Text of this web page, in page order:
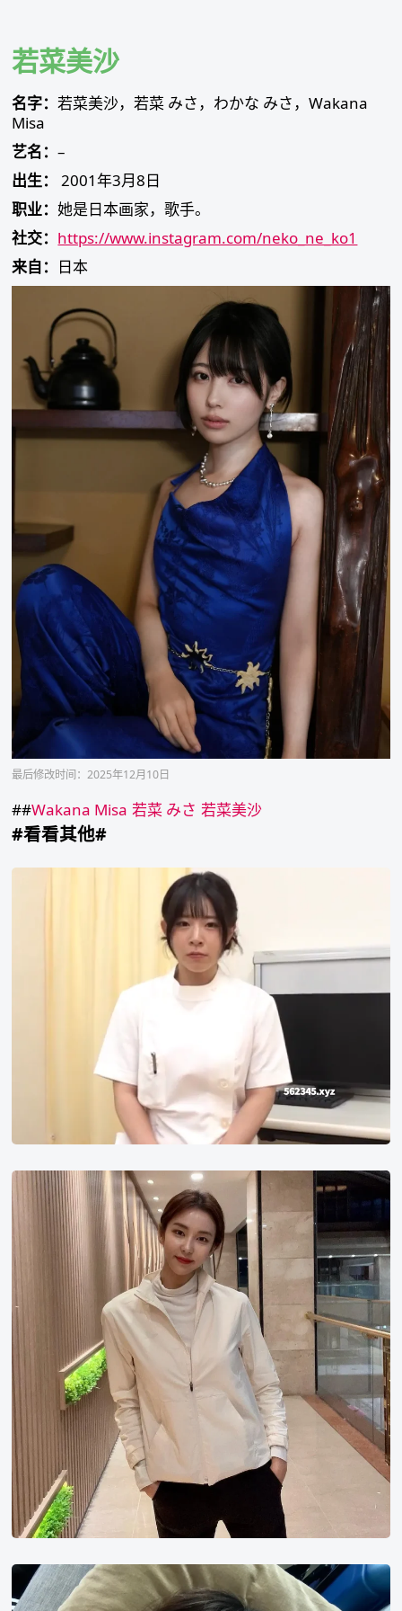
content
若菜美沙
名字：若菜美沙，若菜 みさ，わかな みさ，Wakana
Misa
艺名：–
出生：
2001年3月8日
职业：她是日本画家，歌手。
社交： https://www.instagram.com/neko_ne_ko1
来自： 日本
最后修改时间：2025年12月10日
##Wakana Misa 若菜 みさ 若菜美沙
#看看其他#
郑
在
金
美